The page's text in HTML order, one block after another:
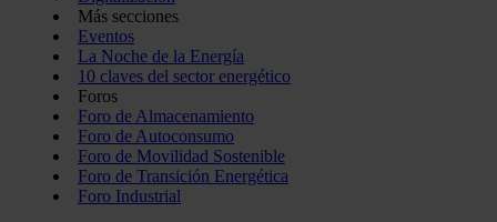
Más secciones
Eventos
La Noche de la Energía
10 claves del sector energético
Foros
Foro de Almacenamiento
Foro de Autoconsumo
Foro de Movilidad Sostenible
Foro de Transición Energética
Foro Industrial